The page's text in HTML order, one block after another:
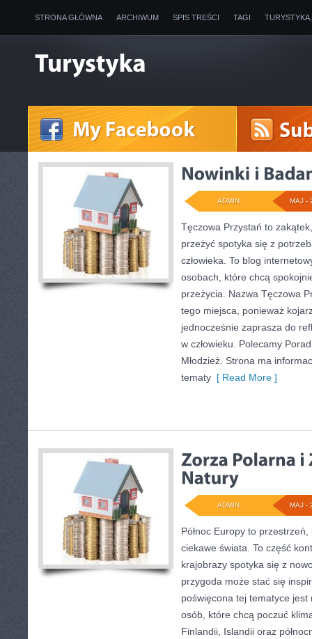
STRONA GŁÓWNA ARCHIWUM SPIS TREŚCI TAGI
MAJ -
ADMIN
Tęczowa Przystań to
przeżyć spotyka się z
człowieka. To blog
osobach, które chcą
przeżycia. Nazwa Tęczowa
tego miejsca, ponieważ
jednocześnie zaprasza do
w człowieku. Polecamy
Młodzież. Strona ma
tematy [ Read More ]
MAJ -
ADMIN
Północ Europy to
ciekawe świata. To część
krajobrazy spotyka się z
przygoda może stać się
poświęcona tej tematyce jest
osób, które chcą poczuć
Finlandii, Islandii oraz